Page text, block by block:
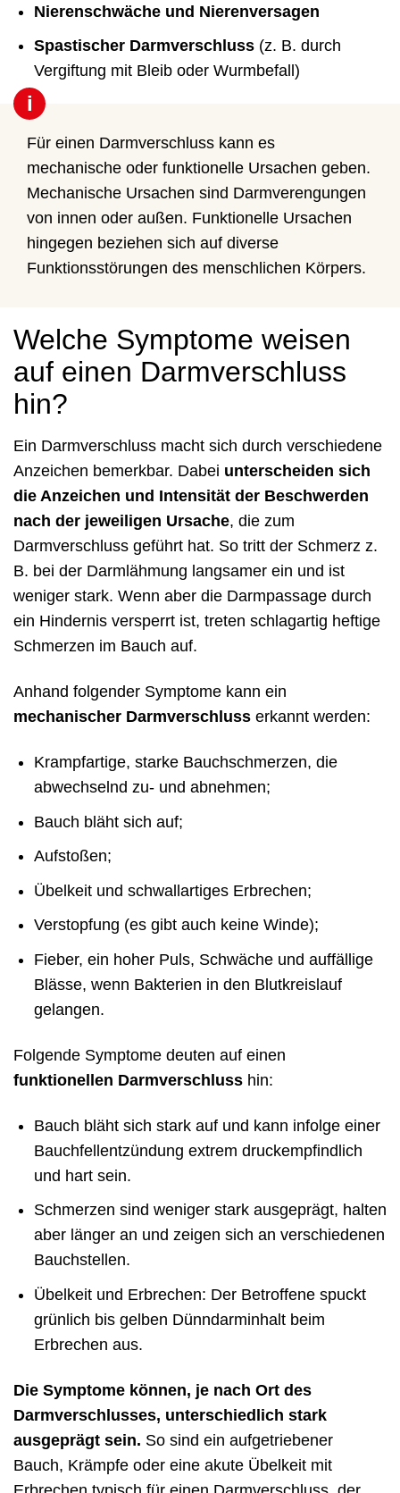
Nierenschwäche und Nierenversagen
Spastischer Darmverschluss(z. B. durch
Vergiftung mit Bleib oder Wurmbefall)
i
Für einen Darmverschluss kann es
mechanische oder funktionelle Ursachen geben.
Mechanische Ursachen sind Darmverengungen
von innen oder außen. Funktionelle Ursachen
hingegen beziehen sich auf diverse
Funktionsstörungen des menschlichen Körpers.
Welche Symptome weisen
auf einen Darmverschluss
hin?
Ein Darmverschluss macht sich durch verschiedene
Anzeichen bemerkbar. Dabei unterscheiden sich
die Anzeichen und Intensität der Beschwerden
nach der jeweiligen Ursache, die zum
Darmverschluss geführt hat. So tritt der Schmerz z.
B. bei der Darmlähmung langsamer ein und ist
weniger stark. Wenn aber die Darmpassage durch
ein Hindernis versperrt ist, treten schlagartig heftige
Schmerzen im Bauch auf.
Anhand folgender Symptome kann ein
mechanischer Darmverschluss erkannt werden:
Krampfartige, starke Bauchschmerzen, die
abwechselnd zu- und abnehmen;
Bauch bläht sich auf;
Aufstoßen;
Übelkeit und schwallartiges Erbrechen;
Verstopfung (es gibt auch keine Winde);
Fieber, ein hoher Puls, Schwäche und auffällige
Blässe, wenn Bakterien in den Blutkreislauf
gelangen.
Folgende Symptome deuten auf einen
funktionellen Darmverschluss hin:
Bauch bläht sich stark auf und kann infolge einer
Bauchfellentzündung extrem druckempfindlich
und hart sein.
Schmerzen sind weniger stark ausgeprägt, halten
aber länger an und zeigen sich an verschiedenen
Bauchstellen.
Übelkeit und Erbrechen: Der Betroffene spuckt
grünlich bis gelben Dünndarminhalt beim
Erbrechen aus.
Die Symptome können, je nach Ort des
Darmverschlusses, unterschiedlich stark
ausgeprägt sein. So sind ein aufgetriebener
Bauch, Krämpfe oder eine akute Übelkeit mit